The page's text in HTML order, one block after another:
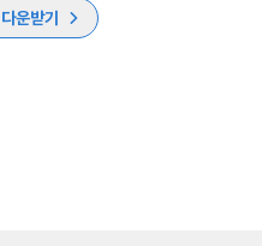
운받기